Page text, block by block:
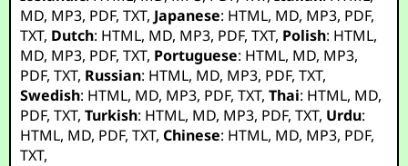
MD, MP3, PDF,TXT, Japanese: HTML, MD, MP3, PDF,
TXT, Dutch: HTML, MD, MP3, PDF,TXT, Polish: HTML,
MD, MP3, PDF,TXT, Portuguese: HTML, MD, MP3,
PDF,TXT, Russian: HTML, MD, MP3, PDF,TXT,
Swedish: HTML, MD, MP3, PDF,TXT,Thai: HTML, MD,
PDF,TXT,Turkish: HTML, MD, MP3, PDF,TXT, Urdu:
HTML, MD, PDF,TXT,Chinese: HTML, MD, MP3, PDF,
TXT,